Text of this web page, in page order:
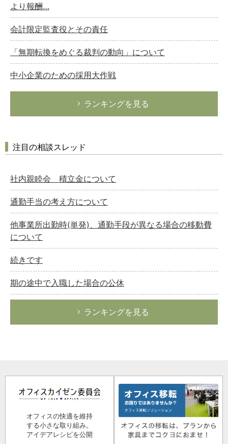
より報酬…
会計限定監査役とその責任
「無期転換をめぐる裁判の動向」について
中小企業のための採用大作戦
ランキングを見る
注目の相談スレッド
社内親睦会 積立金について
通勤手当の考え方について
他事業所出勤時(単発)、通勤手段が異なる場合の移動費
について
続きです
期の途中で入職した場合の公休
ランキングを見る
オフィスの快適を維持
する小さな取り組み。
アイデアレシピを公開